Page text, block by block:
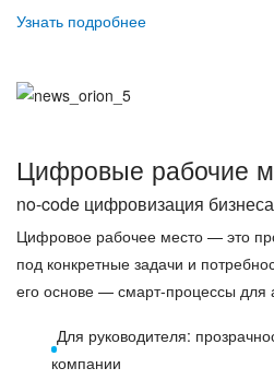
Узнать подробнее
Цифровые рабочие
no-code цифровизация бизнеса
Цифровое рабочее место — это
под конкретные задачи и
его основе — смарт-процессы для
Для руководителя:
компании